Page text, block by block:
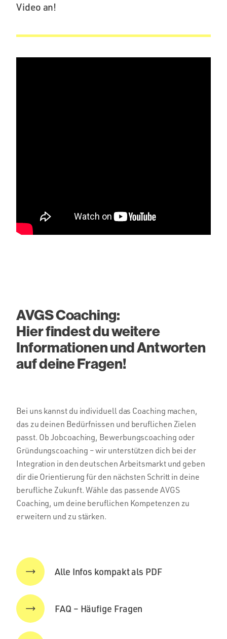
Video an!
AVGS Coaching:
Hier findest du weitere
Informationen und Antworten
auf deine Fragen!
Bei uns kannst du individuell das Coaching machen,
das zu deinen Bedürfnissen und beruflichen Zielen
passt. Ob Jobcoaching, Bewerbungscoaching oder
Gründungscoaching – wir unterstützen dich bei der
Integration in den deutschen Arbeitsmarkt und geben
dir die Orientierung für den nächsten Schritt in deine
berufliche Zukunft. Wähle das passende AVGS
Coaching, um deine beruflichen Kompetenzen zu
erweitern und zu stärken.
Alle Infos kompakt als PDF
FAQ – Häufige Fragen